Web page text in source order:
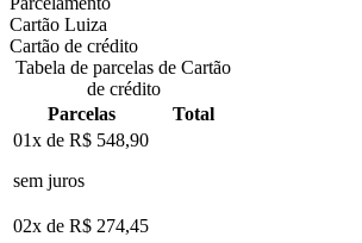
Cartão Luiza
Cartão de crédito
Tabela de parcelas de Cartão
de crédito
Parcelas
Total
01x de R$ 548,90
sem juros
02x de R$ 274,45